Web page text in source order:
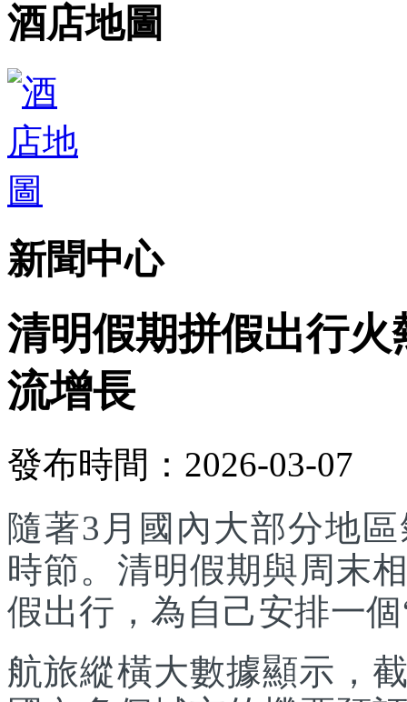
酒店地圖
新聞中心
清明假期拼假出行
流增長
發布時間：2026-03-07
隨著3月國內大部分地
時節。清明假期與周末
假出行，為自己安排一
航旅縱橫大數據顯示，